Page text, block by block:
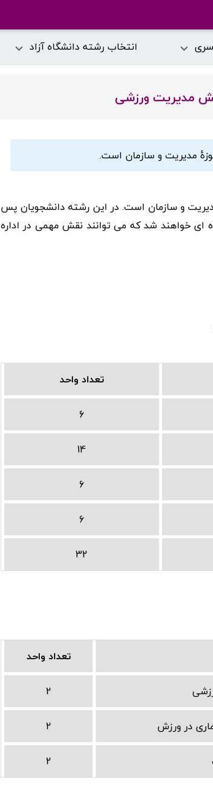
انتخاب رشته دانشگاه آزاد
مدیریت ورزشی
مدیریت و سازمان است.
و سازمان است. در این رشته دانشجویان پس
خواهند شد که می توانند نقش مهمی در اداره
تعداد واحد
6
14
6
6
32
تعداد واحد
2
در ورزش 2
2